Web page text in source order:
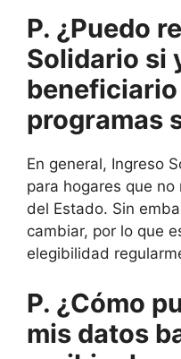
P. ¿Puedo
Solidario si
programas
En general, Ingreso
para hogares que
del Estado. Sin
cambiar, por lo que
elegibilidad
P. ¿Cómo
mis datos